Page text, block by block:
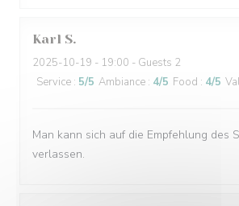
Karl S
2025-10-19 - 19:00 - Guests 2
Service : 5/5 Ambiance : 4/5 Food : 4/5
Man kann sich auf die Empfehlung des
verlassen.